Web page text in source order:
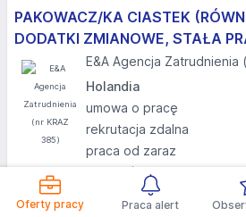
Oferty pracy Praca alert
PAKOWACZ/KA CIASTEK
DODATKI ZMIANOWE, STAŁA
E&A Agencja Zatrudnienia
Holandia
umowa o pracę
rekrutacja zdalna
praca od zaraz
bez doświadczenia